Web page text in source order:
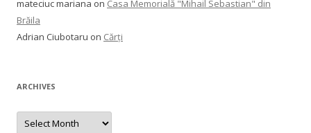
mateciuc mariana on Casa Memorială "Mihail Sebastian" din
Brăila
Adrian Ciubotaru on Cărți
ARCHIVES
Archives